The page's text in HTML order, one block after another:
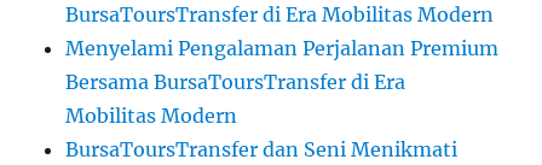
BursaToursTransfer di Era Mobilitas Modern
Menyelami Pengalaman Perjalanan Premium
Bersama BursaToursTransfer di Era
Mobilitas Modern
BursaToursTransfer dan Seni Menikmati